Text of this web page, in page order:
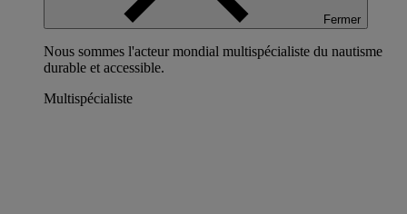
Fermer
Nous sommes l'acteur mondial multispécialiste du nautisme
durable et accessible.
Multispécialiste